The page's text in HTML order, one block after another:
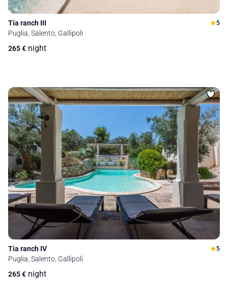
Tia ranch III 5
Puglia, Salento, Gallipoli
265€ night
Tia ranch IV 5
Puglia, Salento, Gallipoli
265€ night